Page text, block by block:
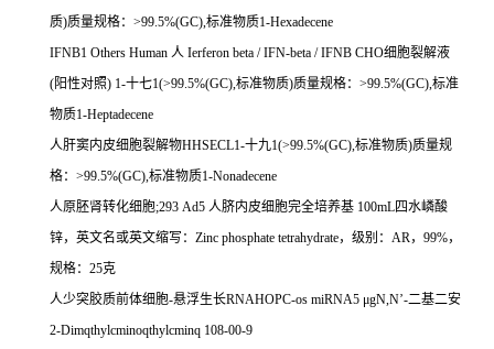
质)质量规格： >99.5%(GC),标准物质1-Hexadecene
IFNB1 Others Human 人 Ierferon beta / IFN-beta / IFNB CHO细胞裂解液
(阳性对照) 1-十七1(>99.5%(GC),标准物质)质量规格： >99.5%(GC),标准
物质1-Heptadecene
人肝窦内皮细胞裂解物HHSECL1-十九1(>99.5%(GC),标准物质)质量规
格： >99.5%(GC),标准物质1-Nonadecene
人原胚肾转化细胞;293 Ad5 人脐内皮细胞完全培养基 100mL四水嶙酸
锌，英文名或英文缩写： Zinc phosphate tetrahydrate，级别： AR， 99%，
规格： 25克
人少突胶质前体细胞-悬浮生长RNAHOPC-os miRNA5 μgN,N’-二基二安
2-Dimqthylcminoqthylcminq 108-00-9